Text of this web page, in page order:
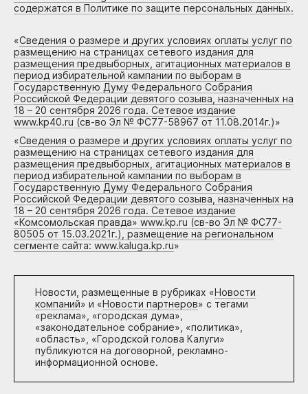
содержатся в Политике по защите персональных данных.
«Сведения о размере и других условиях оплаты услуг по
размещению на страницах сетевого издания для
размещения предвыборных, агитационных материалов в
период избирательной кампании по выборам в
Государственную Думу Федерального Собрания
Российской Федерации девятого созыва, назначенных на
18 – 20 сентября 2026 года. Сетевое издание
www.kp40.ru (св-во Эл № ФС77-58967 от 11.08.2014г.)»
«Сведения о размере и других условиях оплаты услуг по
размещению на страницах сетевого издания для
размещения предвыборных, агитационных материалов в
период избирательной кампании по выборам в
Государственную Думу Федерального Собрания
Российской Федерации девятого созыва, назначенных на
18 – 20 сентября 2026 года. Сетевое издание
«Комсомольская правда» www.kp.ru (св-во Эл № ФС77-
80505 от 15.03.2021г.), размещение на региональном
сегменте сайта: www.kaluga.kp.ru»
Новости, размещенные в рубриках «Новости
компаний» и «Новости партнеров» с тегами
«реклама», «городская дума»,
«законодательное собрание», «политика»,
«область», «Городской голова Калуги»
публикуются на договорной, рекламно-
информационной основе.